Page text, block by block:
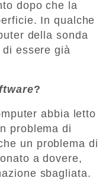
dopo che la
In qualche
della sonda
essere già
?
abbia letto
problema di
un problema di
a dovere,
sbagliata.